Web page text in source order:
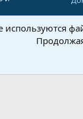
используются